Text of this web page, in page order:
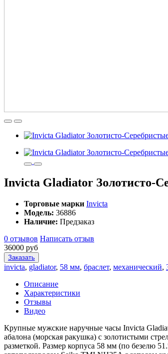
Invicta Gladiator Золотисто-
Торговые марки Invicta
Модель: 36886
Наличие: Предзаказ
0 отзывов Написать отзыв
36000 руб
Заказать
invicta, gladiator, 58 мм, браслет, механический,
Описание
Характеристики
Отзывы
Видео
Крупные мужские наручные часы Invicta
абалона (морская ракушка) с золотистыми
разметкой. Размер корпуса 58 мм (по безелю